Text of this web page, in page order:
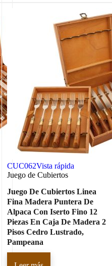
CUC062Vista rápida
Juego de Cubiertos
Juego De Cubiertos Linea
Fina Madera Puntera De
Alpaca Con Iserto Fino 12
Piezas En Caja De Madera 2
Pisos Cedro Lustrado,
Pampeana